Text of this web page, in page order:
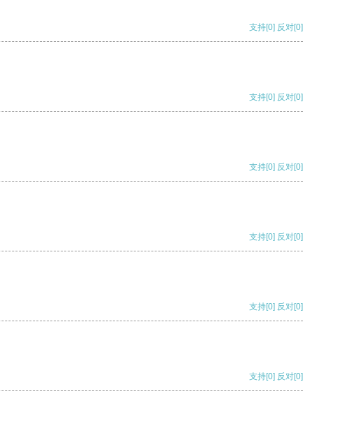
支持[0] 反对[0]
支持[0] 反对[0]
支持[0] 反对[0]
支持[0] 反对[0]
支持[0] 反对[0]
支持[0] 反对[0]